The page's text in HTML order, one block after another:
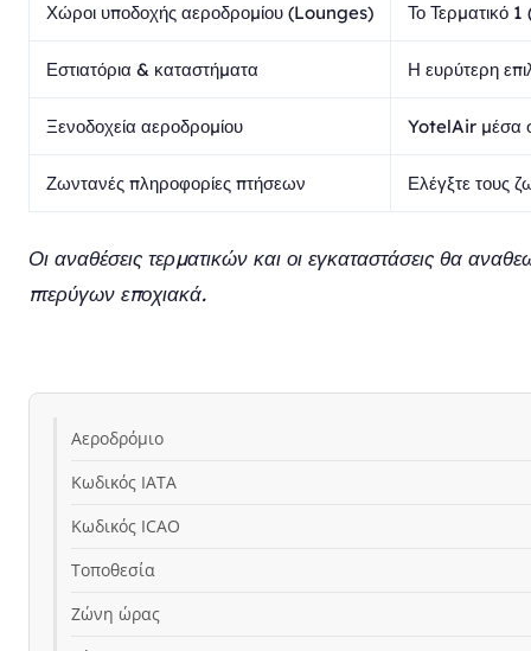
Χώροι υποδοχής αεροδρομίου (Lounges) Το Τερματικό
Εστιατόρια & καταστήματα Η ευρύτερη
Ξενοδοχεία αεροδρομίου YotelAir μέσα
Ζωντανές πληροφορίες πτήσεων Ελέγξτε τους
Οι αναθέσεις τερματικών και οι εγκαταστάσεις θα
πτερύγων εποχιακά.
Αεροδρόμιο
Κωδικός IATA
Κωδικός ICAO
Τοποθεσία
Ζώνη ώρας